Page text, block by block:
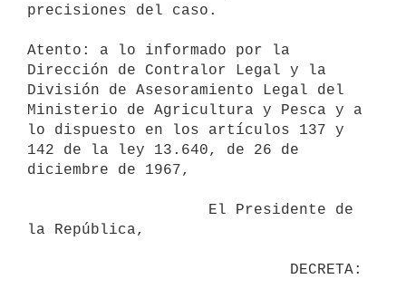
precisiones del caso.
Atento: a lo informado por la
Dirección de Contralor Legal y la
División de Asesoramiento Legal del
Ministerio de Agricultura y Pesca y a
lo dispuesto en los artículos 137 y
142 de la ley 13.640, de 26 de
diciembre de 1967,
la República,